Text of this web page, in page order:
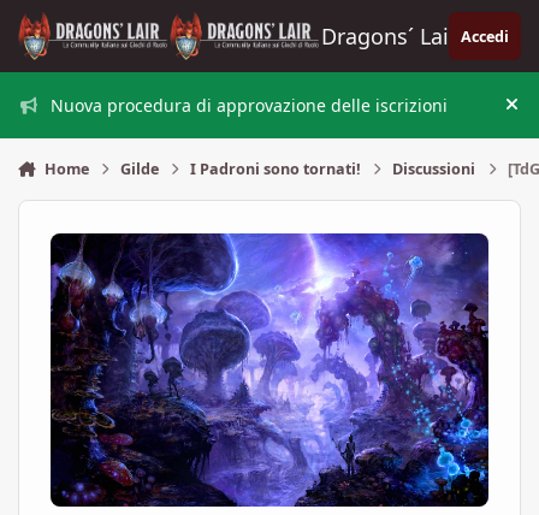
Vai al contenuto
Dragons´ Lair Accedi
Nuova procedura di approvazione delle iscrizioni
Home Gilde I Padroni sono tornati! Discussioni